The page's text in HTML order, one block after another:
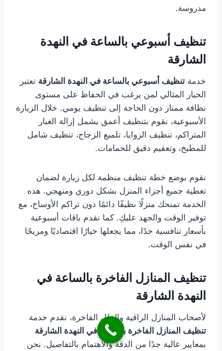
مدروسة.
تنظيف أسبوعي بالساعة في النهدة
الشارقة
خدمة تنظيف أسبوعي بالساعة في النهدة الشارقة تعتبر
الخيار المثالي لمن يرغب في الحفاظ على مستوى
نظافة ممتاز دون الحاجة إلى تنظيف يومي. خلال الزيارة
الأسبوعية، نقوم بتنظيف أعمق يشمل إزالة الغبار
المتراكم، تنظيف الزوايا، تلميع الزجاج، تنظيف شامل
للمطبخ، وتعقيم دقيق للحمامات.
نقوم بوضع خطة تنظيف منظمة لكل زيارة لضمان
تغطية جميع أجزاء المنزل بشكل دوري ومنهجي. هذه
الخدمة تمنحك منزلًا نظيفًا دائمًا دون تراكم الأوساخ، مع
توفير الوقت والجهد عليكِ. كما نقدم باقات أسبوعية
بأسعار تنافسية جدًا، مما يجعلها خيارًا اقتصاديًا ومريحًا
في نفس الوقت.
تنظيف المنازل الفاخرة بالساعة في
النهدة الشارقة
لأصحاب المنازل الراقية والفلل الفاخرة، نقدم خدمة
تنظيف المنازل الفاخرة بالساعة في النهدة الشارقة
بمعايير عالية جدًا من الدقة والاهتمام بالتفاصيل. نحن